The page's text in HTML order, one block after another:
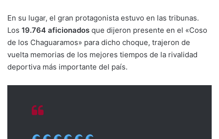
En su lugar, el gran protagonista estuvo en las tribunas.
Los 19.764 aficionados que dijeron presente en el «Coso
de los Chaguaramos» para dicho choque, trajeron de
vuelta memorias de los mejores tiempos de la rivalidad
deportiva más importante del país.